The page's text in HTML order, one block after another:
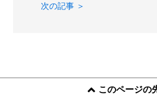
次の記事 ＞
このページの